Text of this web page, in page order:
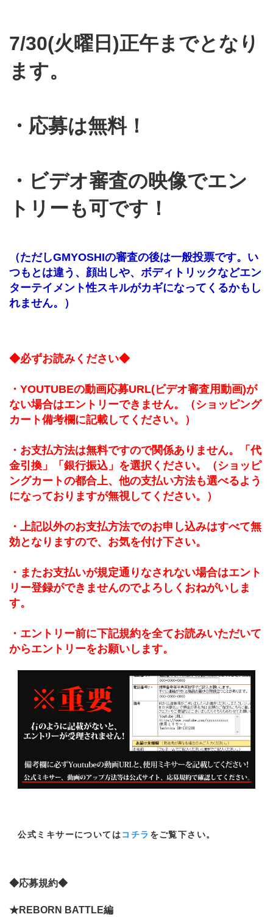
7/30(火曜日)正午までとなり
ます。
・応募は無料！
・ビデオ審査の映像でエン
トリーも可です！
（ただしGMYOSHIの審査の後は一般投票です。い
つもとは違う、顔出しや、ボディトリックなどエン
ターテイメント性スキルがカギになってくるかもし
れません。）
◆必ずお読みください◆
・YOUTUBEの動画応募URL(ビデオ審査用動画)が
ない場合はエントリーできません。（ショッピング
カート備考欄に記載してください。）
・お支払方法は無料ですので関係ありません。「代
金引換」「銀行振込」を選択ください。（ショッピ
ングカートの都合上、他の支払い方法も選べるよう
になっておりますが無視してください。）
・上記以外のお支払方法でのお申し込みはすべて無
効となりますので、お気を付け下さい。
・またお支払いが規定通りなされない場合はエント
リー登録ができませんのでよろしくおねがいしま
す。
・エントリー前に下記規約を全てお読みいただいて
からエントリーをお願いします。
公式ミキサーについてはコチラ をご覧下さい。
◆応募規約◆
★REBORN BATTLE編